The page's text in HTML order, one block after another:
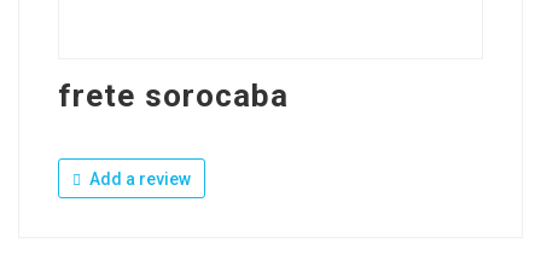
frete sorocaba
Add a review